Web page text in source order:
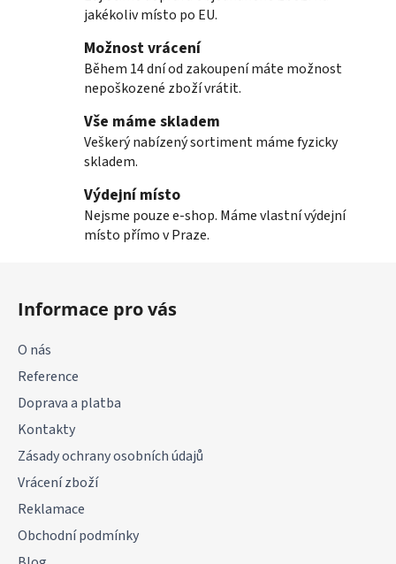
y
v
ý
p
i
u
jakékoliv místo po EU.
Možnost vrácení
Během 14 dní od zakoupení máte možnost
nepoškozené zboží vrátit.
Vše máme skladem
Veškerý nabízený sortiment máme fyzicky
skladem.
Výdejní místo
Nejsme pouze e-shop. Máme vlastní výdejní
místo přímo v Praze.
Informace pro vás
O nás
Reference
Doprava a platba
Kontakty
Zásady ochrany osobních údajů
Vrácení zboží
Reklamace
Obchodní podmínky